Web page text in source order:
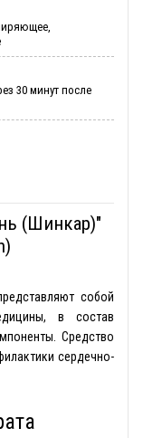
30 минут после
(Шинкар)"
собой
в состав
Средство
сердечно-